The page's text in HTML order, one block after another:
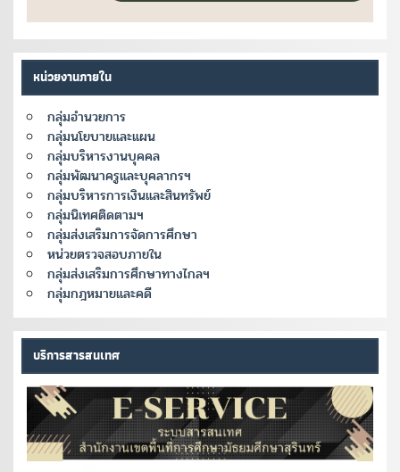
หน่วยงานภายใน
กลุ่มอำนวยการ
กลุ่มนโยบายและแผน
กลุ่มบริหารงานบุคคล
กลุ่มพัฒนาครูและบุคลากรฯ
กลุ่มบริหารการเงินและสินทรัพย์
กลุ่มนิเทศติดตามฯ
กลุ่มส่งเสริมการจัดการศึกษา
หน่วยตรวจสอบภายใน
กลุ่มส่งเสริมการศึกษาทางไกลฯ
กลุ่มกฎหมายและคดี
บริการสารสนเทศ